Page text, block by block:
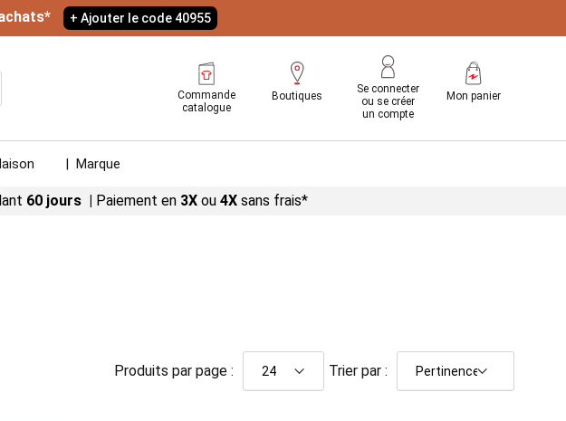
+ Ajouter le code 40955
Commande
catalogue
Boutiques
Se connecter
ou se créer
un compte
Mon panier
| Marque
60 jours | Paiement en 3X ou 4X sans frais*
Produits par page : Trier par :